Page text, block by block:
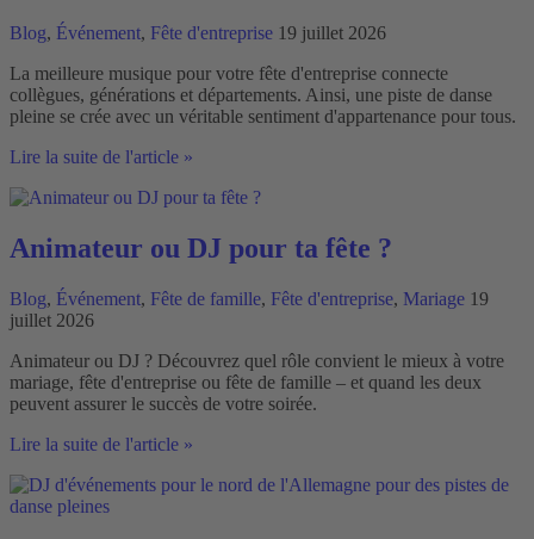
Blog, Événement, Fête d'entreprise 19 juillet 2026
La meilleure musique pour votre fête d'entreprise connecte
collègues, générations et départements. Ainsi, une piste de danse
pleine se crée avec un véritable sentiment d'appartenance pour tous.
Meilleure
pour
fête
d'entreprise
Faites
danser
votre
équipe
Lire la suite de l'article »
Animateur ou DJ pour ta fête ?
Blog, Événement, Fête de famille, Fête d'entreprise, Mariage 19
juillet 2026
Animateur ou DJ ? Découvrez quel rôle convient le mieux à votre
mariage, fête d'entreprise ou fête de famille – et quand les deux
peuvent assurer le succès de votre soirée.
Animateur
DJ
pour
Lire la suite de l'article »